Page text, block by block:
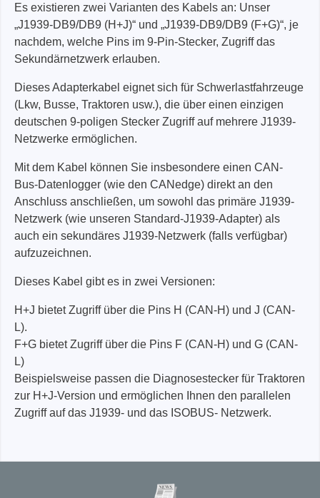
Es existieren zwei Varianten des Kabels an: Unser
„J1939-DB9/DB9 (H+J)“ und „J1939-DB9/DB9 (F+G)“, je
nachdem, welche Pins im 9-Pin-Stecker, Zugriff das
Sekundärnetzwerk erlauben.
Dieses Adapterkabel eignet sich für Schwerlastfahrzeuge
(Lkw, Busse, Traktoren usw.), die über einen einzigen
deutschen 9-poligen Stecker Zugriff auf mehrere J1939-
Netzwerke ermöglichen.
Mit dem Kabel können Sie insbesondere einen CAN-
Bus-Datenlogger (wie den CANedge) direkt an den
Anschluss anschließen, um sowohl das primäre J1939-
Netzwerk (wie unseren Standard-J1939-Adapter) als
auch ein sekundäres J1939-Netzwerk (falls verfügbar)
aufzuzeichnen.
Dieses Kabel gibt es in zwei Versionen:
H+J bietet Zugriff über die Pins H (CAN-H) und J (CAN-
L).
F+G bietet Zugriff über die Pins F (CAN-H) und G (CAN-
L)
Beispielsweise passen die Diagnosestecker für Traktoren
zur H+J-Version und ermöglichen Ihnen den parallelen
Zugriff auf das J1939- und das ISOBUS- Netzwerk.